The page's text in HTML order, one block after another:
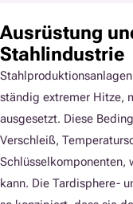
Ausrüstung
Stahlindustrie
ständig extremer Hitze,
ausgesetzt. Diese
Verschleiß,
Schlüsselkomponenten,
kann. Die Tardisphere-